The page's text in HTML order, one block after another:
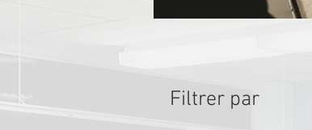
Filtrer par